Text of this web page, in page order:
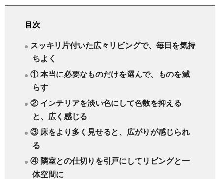
目次
スッキリ片付いた広々リビングで、毎日を気持
ちよく
① 本当に必要なものだけを選んで、ものを減
らす
② インテリアを淡い色にして色数を抑える
と、広く感じる
③ 床をより多く見せると、広がりが感じられ
る
④ 隣室との仕切りを引戸にしてリビングと一
体空間に